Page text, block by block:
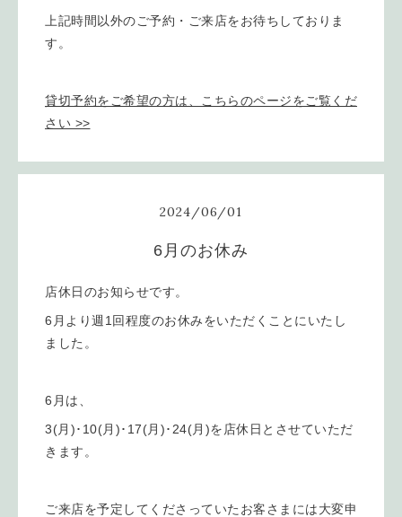
上記時間以外のご予約・ご来店をお待ちしておりま
す。
貸切予約をご希望の方は、こちらのページをご覧くだ
さい >>
2024/06/01
6月のお休み
店休日のお知らせです。
6月より週1回程度のお休みをいただくことにいたし
ました。
6月は、
3(月)･10(月)･17(月)･24(月)を店休日とさせていただ
きます。
ご来店を予定してくださっていたお客さまには大変申